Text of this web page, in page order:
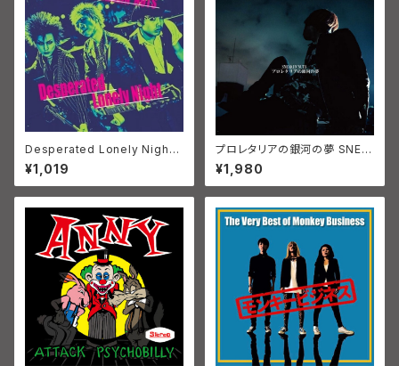
Desperated Lonely Night
SNEAKIN'NUTS
¥1,019
プロレタリアの銀河の夢 SNEA
KIN'NUTS
¥1,980